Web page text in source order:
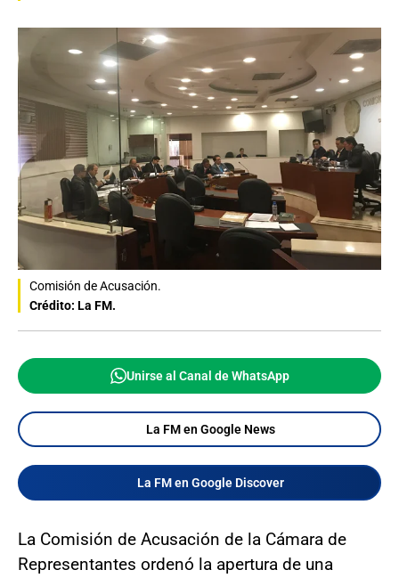
Comisión de Acusación.
Crédito: La FM.
Unirse al Canal de WhatsApp
La FM en Google News
La FM en Google Discover
La Comisión de Acusación de la Cámara de
Representantes ordenó la apertura de una